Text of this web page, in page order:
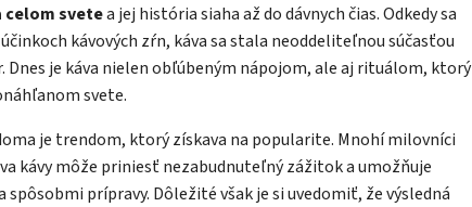
celom svetea jej história siaha až do dávnych čias. Odkedy sa
kávových zŕn, káva sa stala neoddeliteľnou súčasťou
je káva nielen obľúbeným nápojom, ale aj rituálom, ktorý
svete.
je trendom, ktorý získava na popularite. Mnohí milovníci
kávy môže priniesť nezabudnuteľný zážitok a umožňuje
prípravy. Dôležité však je si uvedomiť, že výsledná